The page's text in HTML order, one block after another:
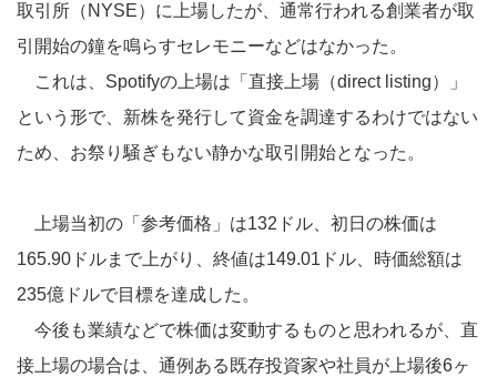
取引所（NYSE）に上場したが、通常行われる創業者が取
引開始の鐘を鳴らすセレモニーなどはなかった。
これは、Spotifyの上場は「直接上場（direct listing）」
という形で、新株を発行して資金を調達するわけではない
ため、お祭り騒ぎもない静かな取引開始となった。
上場当初の「参考価格」は132ドル、初日の株価は
165.90ドルまで上がり、終値は149.01ドル、時価総額は
235億ドルで目標を達成した。
今後も業績などで株価は変動するものと思われるが、直
接上場の場合は、通例ある既存投資家や社員が上場後6ヶ